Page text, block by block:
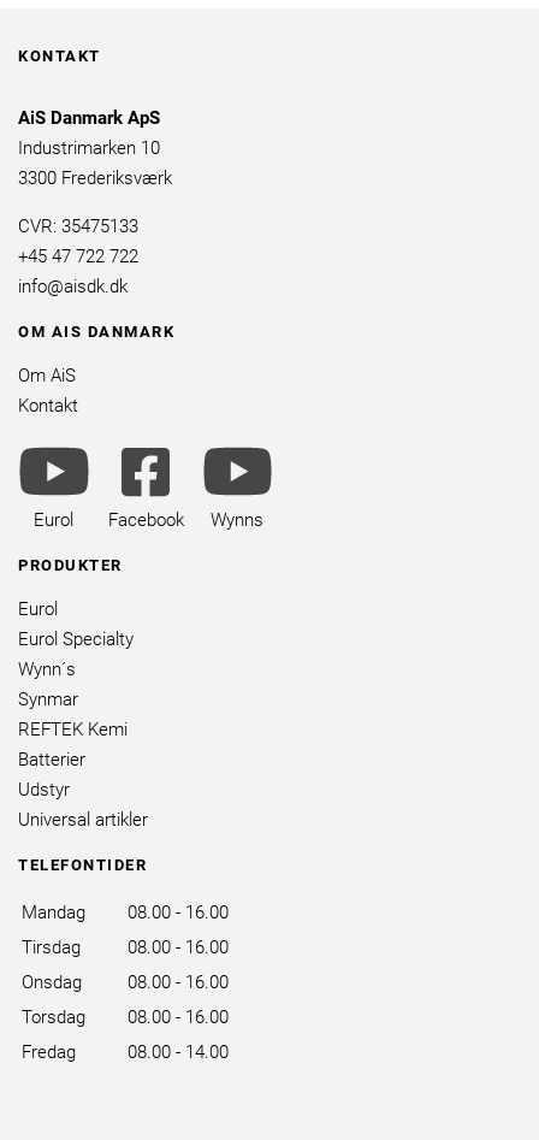
KONTAKT
AiS Danmark ApS
Industrimarken 10
3300 Frederiksværk
CVR: 35475133
+45 47 722 722
info@aisdk.dk
OM AIS DANMARK
Om AiS
Kontakt
youtube
brands
Eurol
facebook
square
brands
Facebook
Wynns
PRODUKTER
Eurol
Eurol Specialty
Wynn´s
Synmar
REFTEK Kemi
Batterier
Udstyr
Universal artikler
TELEFONTIDER
Mandag
08.00 - 16.00
Tirsdag
08.00 - 16.00
Onsdag
08.00 - 16.00
Torsdag
08.00 - 16.00
Fredag
08.00 - 14.00